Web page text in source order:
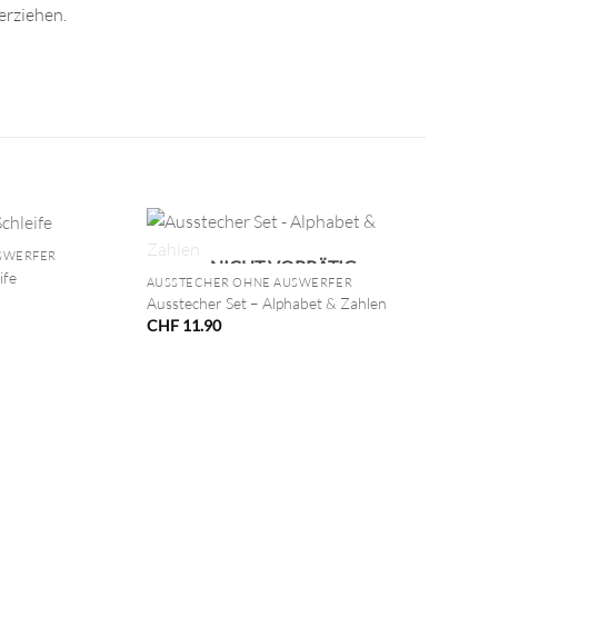
NICHT VORRÄTIG
AUSSTECHER OHNE AUSWERFER
Ausstecher Set – Alphabet & Zahlen
CHF11.90